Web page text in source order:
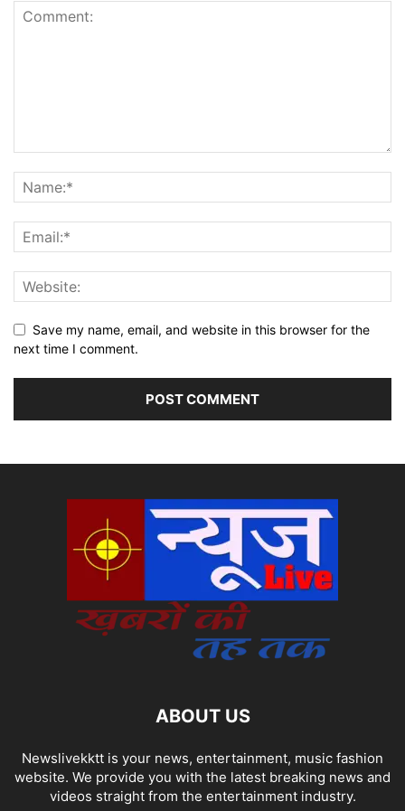
Save my name, email, and website in this browser for the
next time I comment.
ABOUT US
Newslivekktt is your news, entertainment, music fashion
website. We provide you with the latest breaking news and
videos straight from the entertainment industry.